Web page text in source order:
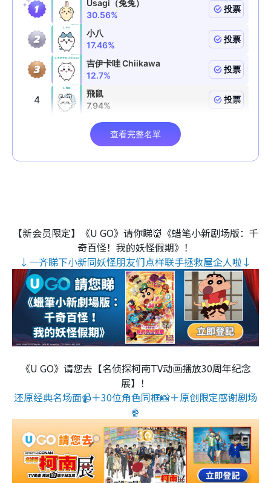
【新会员限定】《U GO》请你睇👹《蜡笔小新剧场版：千
奇百怪！我的妖怪假期》！
↓一齐睇下小新同妖怪朋友们点样联手拯救屋企人啦↓
《U GO》请您去【名侦探柯南TV动画播放30周年纪念
展】！
还原经典名场面📹＋30位角色同框📸＋原创限定感谢剧场
🍿